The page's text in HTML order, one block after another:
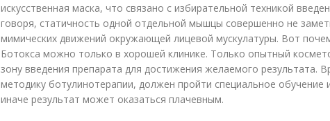
искусственная маска, что связано с избирательной техникой
говоря, статичность одной отдельной мышцы совершенно не
мимических движений окружающей лицевой мускулатуры. Вот
Ботокса можно только в хорошей клинике. Только опытный
зону введения препарата для достижения желаемого результата.
методику ботулинотерапии, должен пройти специальное
иначе результат может оказаться плачевным.